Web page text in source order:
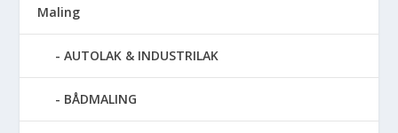
Maling
AUTOLAK & INDUSTRILAK
BÅDMALING